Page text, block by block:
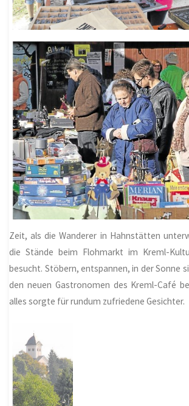
Zeit, als die Wanderer in Hahnstätten
die Stände beim Flohmarkt im Kreml-
besucht. Stöbern, entspannen, in der Sonne
den neuen Gastronomen des Kreml-Café
alles sorgte für rundum zufriedene Gesichter.